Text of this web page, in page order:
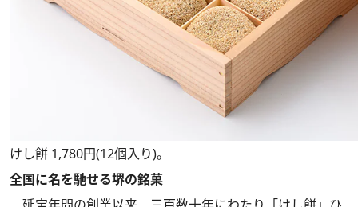
けし餅 1,780円(12個入り)。
全国に名を馳せる堺の銘菓